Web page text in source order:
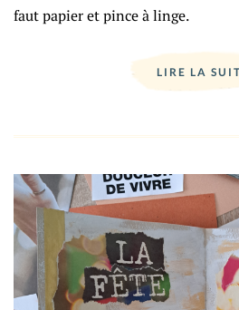
faut papier et pince à linge.
LIRE LA